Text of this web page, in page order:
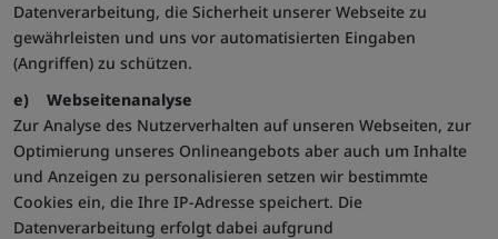
Datenverarbeitung, die Sicherheit unserer Webseite zu
gewährleisten und uns vor automatisierten Eingaben
(Angriffen) zu schützen.
e) Webseitenanalyse
Zur Analyse des Nutzerverhalten auf unseren Webseiten, zur
Optimierung unseres Onlineangebots aber auch um Inhalte
und Anzeigen zu personalisieren setzen wir bestimmte
Cookies ein, die Ihre IP-Adresse speichert. Die
Datenverarbeitung erfolgt dabei aufgrund